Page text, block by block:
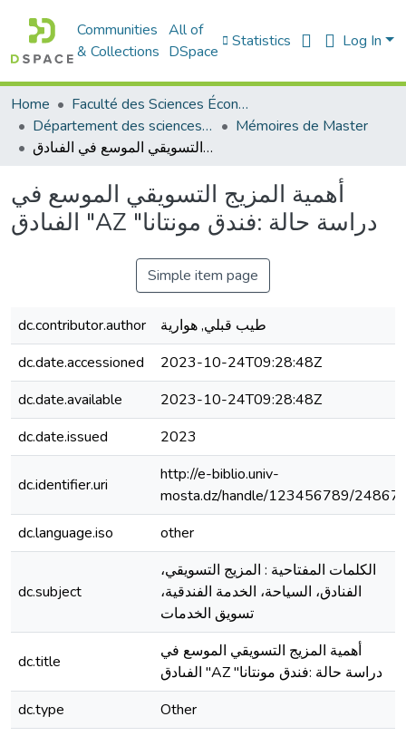
Communities
& Collections
All of
DSpace
Statistics Log In
Home
Faculté des Sciences Économiques Commerciales et des Sciences de Gestion
Département des sciences commerciales
Mémoires de Master
أهمية المزيج التسويقي الموسع في الفىادق "AZ "دراسة حالة :فندق مونتانا
أهمية المزيج التسويقي الموسع في
الفىادق "AZ "دراسة حالة :فندق مونتانا
Simple item page
dc.contributor.author
طيب قبلي, هوارية
dc.date.accessioned
2023-10-24T09:28:48Z
dc.date.available
2023-10-24T09:28:48Z
dc.date.issued
2023
dc.identifier.uri
http://e-biblio.univ-
mosta.dz/handle/123456789/24867
dc.language.iso
other
dc.subject
الكلمات المفتاحية : المزيج التسويقي،
الفنادق، السياحة، الخدمة الفندقية،
تسويق الخدمات
dc.title
أهمية المزيج التسويقي الموسع في
الفىادق "AZ "دراسة حالة :فندق مونتانا
dc.type
Other